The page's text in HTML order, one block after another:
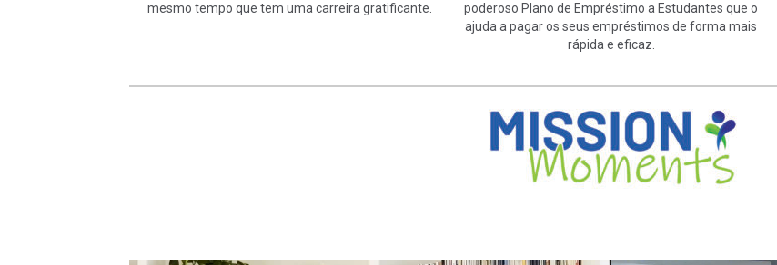
mesmo tempo que tem uma carreira gratificante.
poderoso Plano de Empréstimo a Estudantes que o
ajuda a pagar os seus empréstimos de forma mais
rápida e eficaz.